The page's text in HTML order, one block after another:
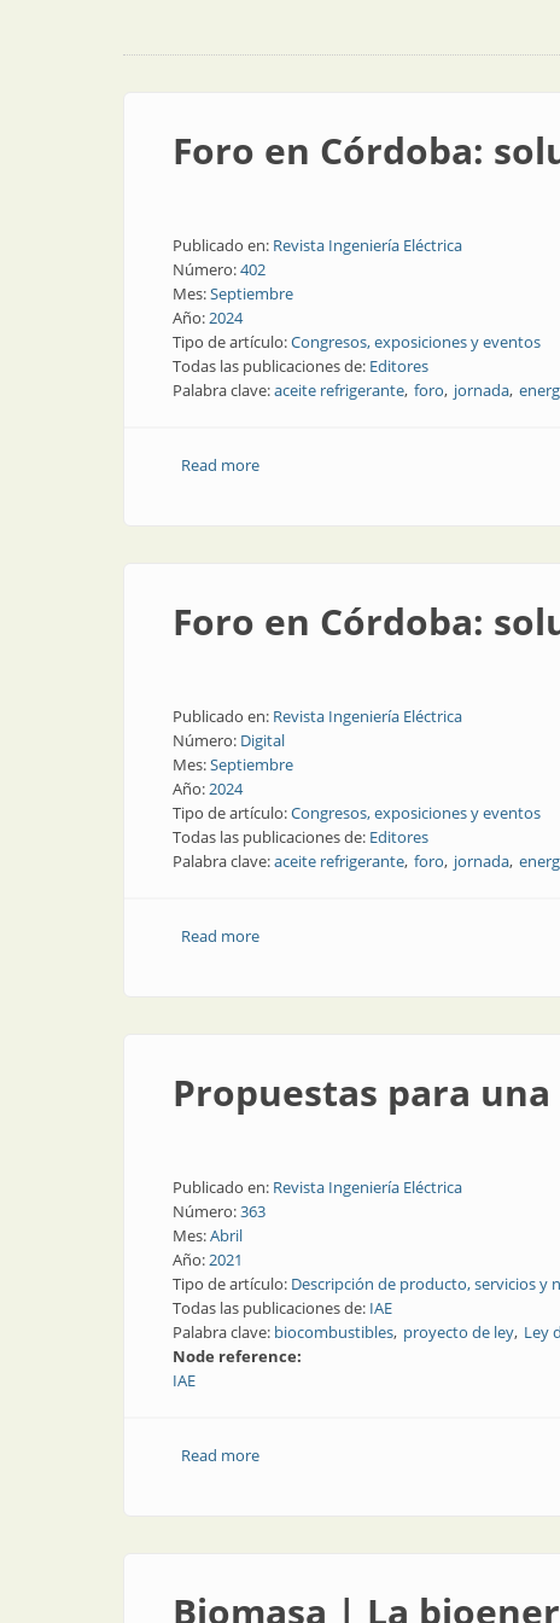
Foro en Córdoba:
Publicado en: Revista Ingeniería Eléctrica
Número:402
Mes:Septiembre
Año:2024
Tipo de artículo:Congresos, exposiciones y eventos
Todas las publicaciones de: Editores
Palabra clave:aceite refrigerante foro jornada
Read moreabout Foro en Córdoba: soluciones
Foro en Córdoba:
Publicado en: Revista Ingeniería Eléctrica
Número: Digital
Mes:Septiembre
Año:2024
Tipo de artículo:Congresos, exposiciones y eventos
Todas las publicaciones de: Editores
Palabra clave:aceite refrigerante foro jornada
Read moreabout Foro en Córdoba: soluciones
Propuestas para
Publicado en: Revista Ingeniería Eléctrica
Número:363
Mes:Abril
Año:2021
Tipo de artículo: Descripción de producto, servicios y
Todas las publicaciones de: IAE
Palabra clave: biocombustibles proyecto de ley Ley
Node reference:
IAE
Read moreabout Propuestas para una ley de
Biomasa | La